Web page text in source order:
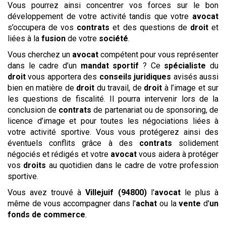
Vous pourrez ainsi concentrer vos forces sur le bon
développement de votre activité tandis que votre avocat
s’occupera de vos contrats et des questions de droitet
liées à la fusion de votre société.
Vous cherchez un avocat compétent pour vous représenter
dans le cadre d’un mandat sportif ? Ce spécialiste du
droit vous apportera des conseils juridiques avisés aussi
bien en matière de droit du travail, de droit à l’image et sur
les questions de fiscalité. Il pourra intervenir lors de la
conclusion de contrats de partenariat ou de sponsoring, de
licence d’image et pour toutes les négociations liées à
votre activité sportive. Vous vous protégerez ainsi des
éventuels conflits grâce à des contrats solidement
négociés et rédigés et votre avocat vous aidera à protéger
vos droits au quotidien dans le cadre de votre profession
sportive.
Vous avez trouvé àVillejuif (94800)l'avocatle plus à
même de vous accompagner dans l'achat ou lavented'un
fonds de commerce.